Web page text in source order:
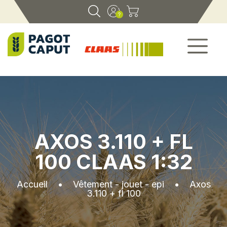
AXOS 3.110 + FL
100 CLAAS 1:32
Accueil• Vêtement - jouet - epi•Axos
3.110 + fl 100